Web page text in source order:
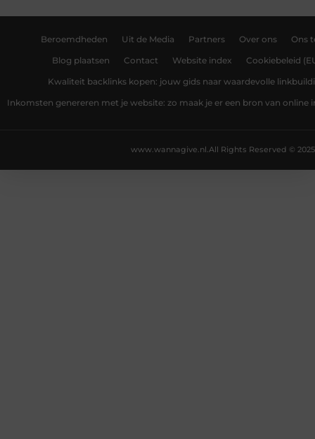
Beroemdheden Uit de Media Partners Over ons Ons
Blog plaatsen Contact Website index Cookiebeleid
Kwaliteit backlinks kopen: jouw gids naar waardevolle
Inkomsten genereren met je website: zo maak je er een bron van online
All Rights Reserved © 2025
www.wannagive.nl.